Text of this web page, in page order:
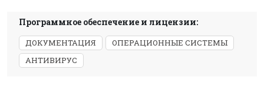
Программное обеспечение и лицензии:
ДОКУМЕНТАЦИЯ
ОПЕРАЦИОННЫЕ СИСТЕМЫ
АНТИВИРУС